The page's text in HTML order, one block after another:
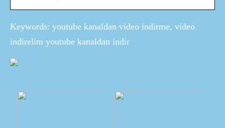
Keywords: youtube kanaldan video indirme, video
indirelim youtube kanaldan indir